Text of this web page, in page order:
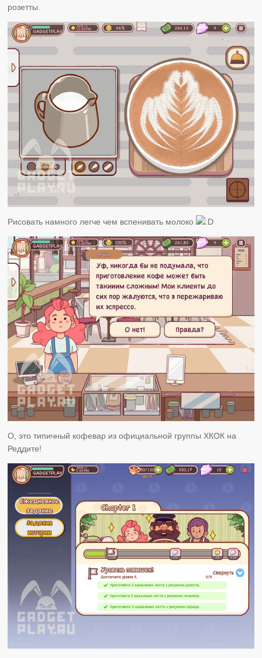
розетты.
Рисовать намного легче чем вспенивать молоко
О, это типичный кофевар из официальной группы ХКОК на
Реддите!